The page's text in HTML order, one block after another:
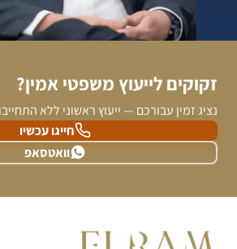
זקוקים לייעוץ משפטי אמין?
נציג זמין עבורכם — ייעוץ ראשוני ללא
חייגו עכשיו
וואטסאפ